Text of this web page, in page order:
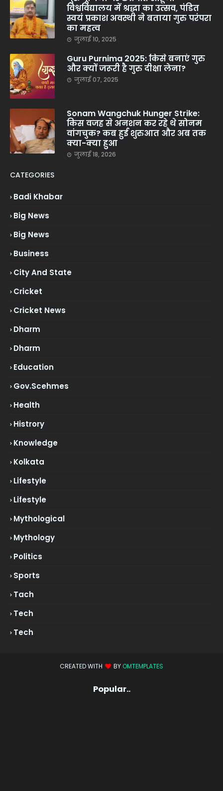
विश्वविद्यालय में श्रद्धा का उत्सव, पंडित
स्वयं प्रकाश अवस्थी ने बताया गुरु परंपरा
का महत्व
जुलाई 10, 2025
Guru Purnima 2025: किसे बनाएं गुरु
और क्यों जरूरी है गुरु दीक्षा लेना?
जुलाई 07, 2025
Sonam Wangchuk Hunger Strike:
किस वजह से अनशन कर रहे थे सोनम
वांगचुक? कब हुई शुरुआत और अब तक
क्या-क्या हुआ
जुलाई 18, 2026
CATEGORIES
Badi Khabar
Big News
Big News
Business
City And State
Cricket
Cricket News
Dharm
Dharm
Education
Gov.scehmes
Health
Histrory
Knowledge
Kolkata
Lifestyle
Lifestyle
Mythological
Mythology
Politics
Sports
Tach
Tech
Tech
CREATED WITH BY OMTEMPLATES
Popular..